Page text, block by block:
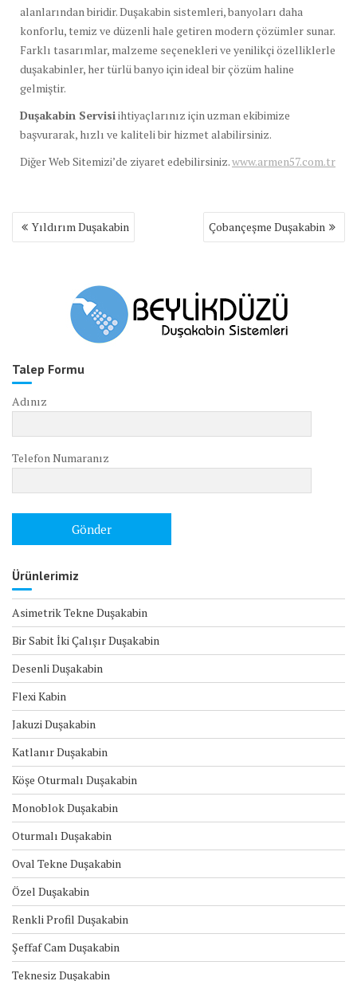
alanlarından biridir. Duşakabin sistemleri, banyoları daha
konforlu, temiz ve düzenli hale getiren modern çözümler sunar.
Farklı tasarımlar, malzeme seçenekleri ve yenilikçi özelliklerle
duşakabinler, her türlü banyo için ideal bir çözüm haline
gelmiştir.
Duşakabin Servisiihtiyaçlarınız için uzman ekibimize
başvurarak, hızlı ve kaliteli bir hizmet alabilirsiniz.
Diğer Web Sitemizi’de ziyaret edebilirsiniz.www.armen57.com.tr
Yazı
gezinmesi
Yıldırım Duşakabin Çobançeşme Duşakabin
Talep Formu
Adınız
Telefon Numaranız
Ürünlerimiz
Asimetrik Tekne Duşakabin
Bir Sabit İki Çalışır Duşakabin
Desenli Duşakabin
Flexi Kabin
Jakuzi Duşakabin
Katlanır Duşakabin
Köşe Oturmalı Duşakabin
Monoblok Duşakabin
Oturmalı Duşakabin
Oval Tekne Duşakabin
Özel Duşakabin
Renkli Profil Duşakabin
Şeffaf Cam Duşakabin
Teknesiz Duşakabin